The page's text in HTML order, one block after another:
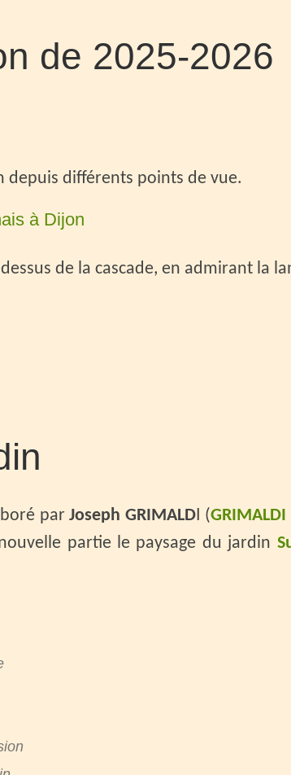
de 2025-2026
depuis différents points de vue.
de la cascade, en admirant la
parJoseph GRIMALDI (
partie le paysage du jardin